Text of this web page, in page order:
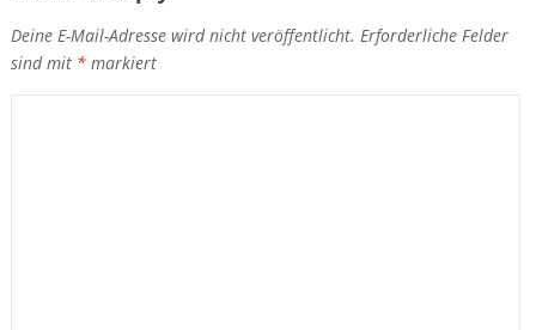
Deine E-Mail-Adresse wird nicht veröffentlicht. Erforderliche Felder
sind mit *markiert